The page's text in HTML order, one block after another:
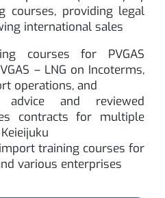
courses, providing legal
international sales
courses for PVGAS
– LNG on Incoterms,
operations, and
advice and reviewed
contracts for multiple
training courses for
and various enterprises